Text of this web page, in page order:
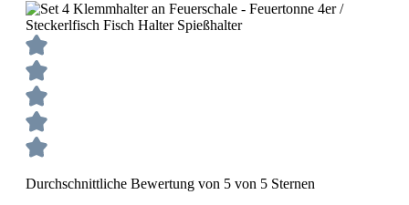
Durchschnittliche Bewertung von 5 von 5 Sternen